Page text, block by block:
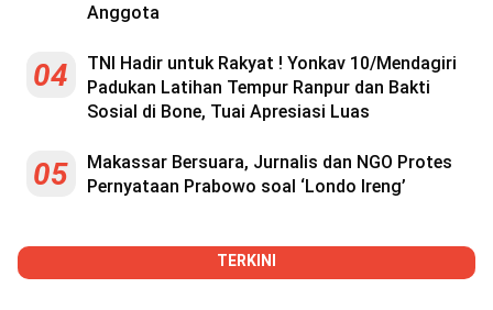
Anggota
04
TNI Hadir untuk Rakyat ! Yonkav 10/Mendagiri
Padukan Latihan Tempur Ranpur dan Bakti
Sosial di Bone, Tuai Apresiasi Luas
05
Makassar Bersuara, Jurnalis dan NGO Protes
Pernyataan Prabowo soal ‘Londo Ireng’
TERKINI